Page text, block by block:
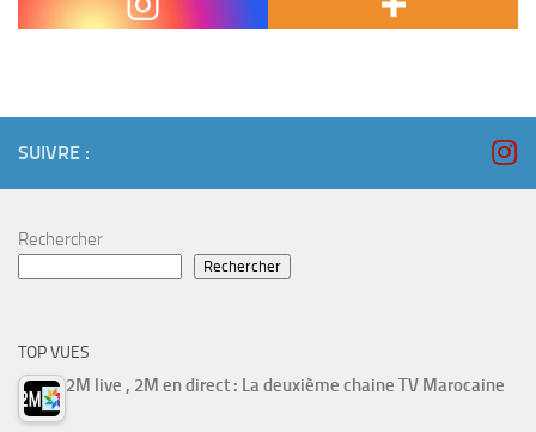
« I think it reflects very poorly…
SUIVRE :
Rechercher
Rechercher
TOP VUES
2M live , 2M en direct : La deuxième chaine TV Marocaine